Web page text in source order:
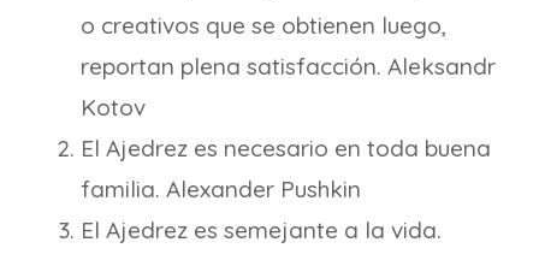
o creativos que se obtienen luego,
reportan plena satisfacción. Aleksandr
Kotov
El Ajedrez es necesario en toda buena
familia. Alexander Pushkin
El Ajedrez es semejante a la vida.